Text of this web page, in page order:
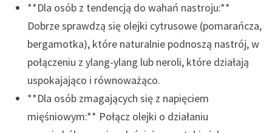
**Dla osób z tendencją do wahań nastroju:**
Dobrze sprawdzą się olejki cytrusowe (pomarańcza,
bergamotka), które naturalnie podnoszą nastrój, w
połączeniu z ylang-ylang lub neroli, które działają
uspokajająco i równoważąco.
**Dla osób zmagających się z napięciem
mięśniowym:** Połącz olejki o działaniu